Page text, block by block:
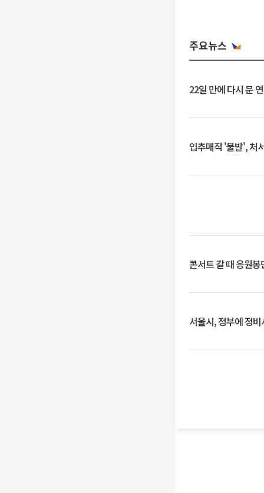
주요뉴스
22일 만에 다시 문
입추매직 '불발', 처
콘서트 갈 때 응원
서울시, 정부에 정